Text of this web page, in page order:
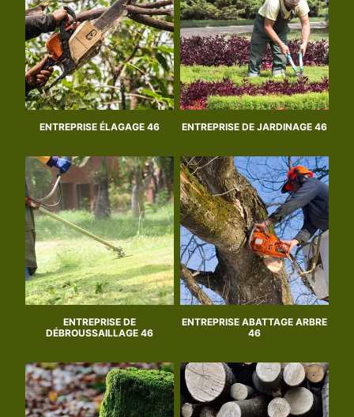
ENTREPRISE ÉLAGAGE 46 ENTREPRISE DE JARDINAGE 46
ENTREPRISE DE
DÉBROUSSAILLAGE 46
ENTREPRISE ABATTAGE ARBRE
46